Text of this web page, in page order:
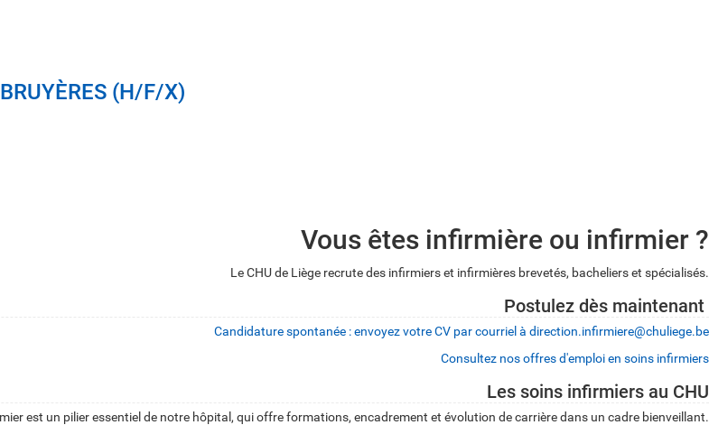
(H/F/X)
Vous êtes infirmière ou infirmier ?
Le CHU de Liège recrute des infirmiers et infirmières brevetés, bacheliers et spécialisés.
Postulez dès maintenant
Candidature spontanée : envoyez votre CV par courriel à direction.infirmiere@chuliege.be
Consultez nos offres d'emploi en soins infirmiers
Les soins infirmiers au CHU
est un pilier essentiel de notre hôpital, qui offre formations, encadrement et évolution de carrière dans un cadre bienveillant.